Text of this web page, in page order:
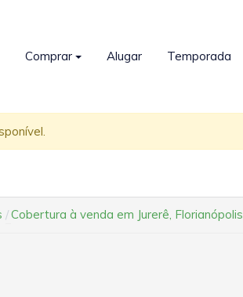
Comprar Alugar Temporada
Cobertura à venda em Jurerê, Florianópolis